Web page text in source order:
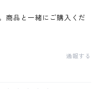
商品と一緒にご購入くだ
通報する